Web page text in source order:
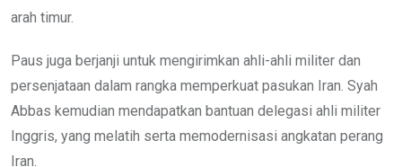
arah timur.
Paus juga berjanji untuk mengirimkan ahli-ahli militer dan
persenjataan dalam rangka memperkuat pasukan Iran. Syah
Abbas kemudian mendapatkan bantuan delegasi ahli militer
Inggris, yang melatih serta memodernisasi angkatan perang
Iran.